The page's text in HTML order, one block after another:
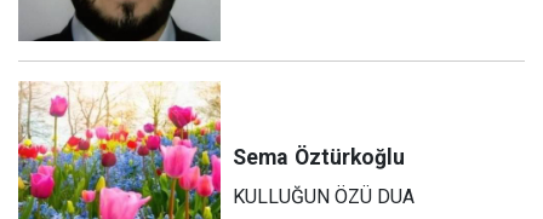
Sema Öztürkoğlu
KULLUĞUN ÖZÜ DUA